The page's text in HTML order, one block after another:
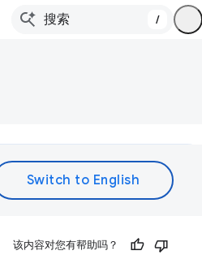
/
该内容对您有帮助吗？